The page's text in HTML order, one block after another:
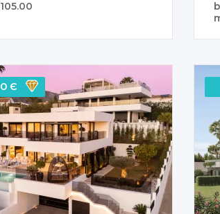
105.00
Є